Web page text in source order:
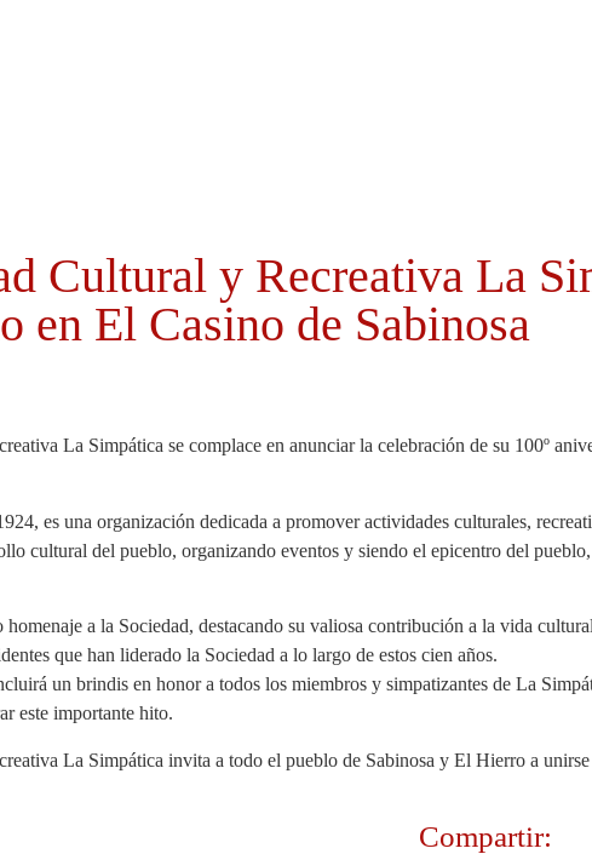
Cultural y Recreativa La
en El Casino de Sabinosa
La Simpática se complace en anunciar la celebración de su 100º
es una organización dedicada a promover actividades culturales,
cultural del pueblo, organizando eventos y siendo el epicentro del
homenaje a la Sociedad, destacando su valiosa contribución a la vida
que han liderado la Sociedad a lo largo de estos cien años.
un brindis en honor a todos los miembros y simpatizantes de La
este importante hito.
La Simpática invita a todo el pueblo de Sabinosa y El Hierro a
Compartir: